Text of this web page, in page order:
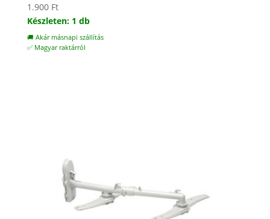
1.900 Ft
Készleten: 1 db
🚚 Akár másnapi szállítás
✅ Magyar raktárról